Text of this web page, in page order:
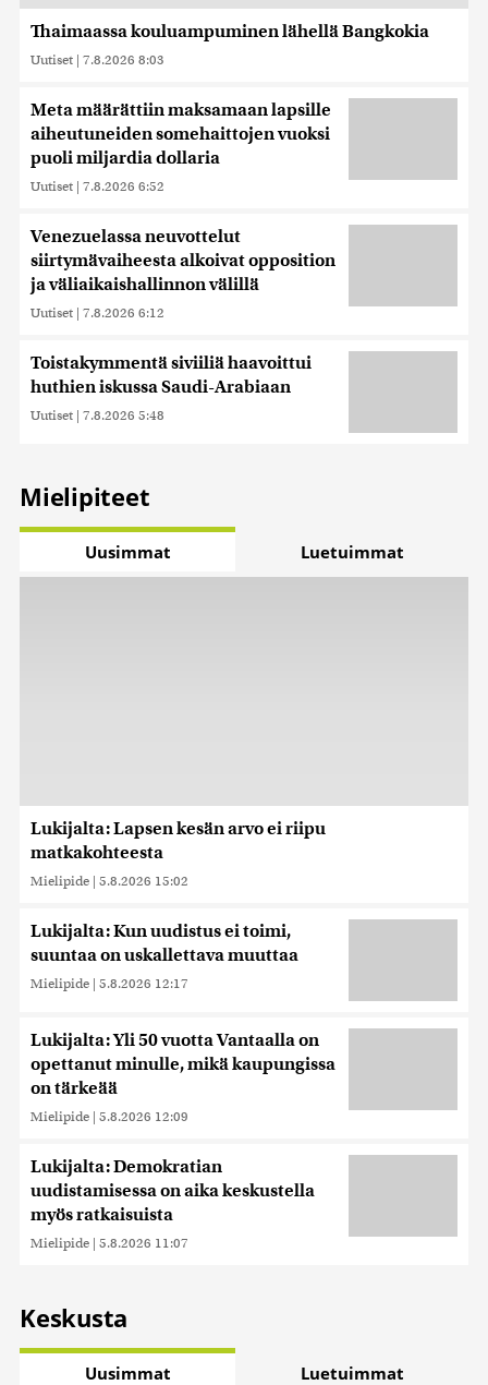
Thaimaassa kouluampuminen lähellä Bangkokia
Uutiset | 7.8.2026 8:03
Meta määrättiin maksamaan lapsille
aiheutuneiden somehaittojen vuoksi
puoli miljardia dollaria
Uutiset | 7.8.2026 6:52
Venezuelassa neuvottelut
siirtymävaiheesta alkoivat opposition
ja väliaikaishallinnon välillä
Uutiset | 7.8.2026 6:12
Toistakymmentä siviiliä haavoittui
huthien iskussa Saudi-Arabiaan
Uutiset | 7.8.2026 5:48
Mielipiteet
Uusimmat Luetuimmat
Lukijalta: Lapsen kesän arvo ei riipu
matkakohteesta
Mielipide | 5.8.2026 15:02
Lukijalta: Kun uudistus ei toimi,
suuntaa on uskallettava muuttaa
Mielipide | 5.8.2026 12:17
Lukijalta: Yli 50 vuotta Vantaalla on
opettanut minulle, mikä kaupungissa
on tärkeää
Mielipide | 5.8.2026 12:09
Lukijalta: Demokratian
uudistamisessa on aika keskustella
myös ratkaisuista
Mielipide | 5.8.2026 11:07
Keskusta
Uusimmat Luetuimmat